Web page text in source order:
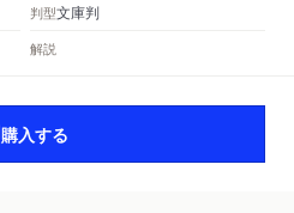
判型文庫判
解説
購入する